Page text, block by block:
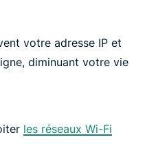
votre adresse IP et
diminuant votre vie
les réseaux Wi-Fi